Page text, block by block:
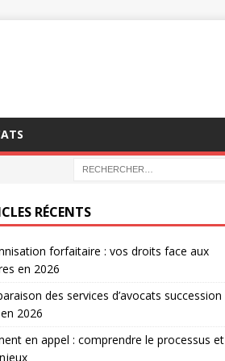
RÉCENTS
forfaitaire : vos droits face aux
en 2026
des services d’avocats succession
2026
en appel : comprendre le processus et